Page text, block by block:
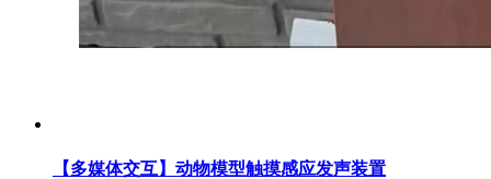
【多媒体交互】动物模型触摸感应发声装置